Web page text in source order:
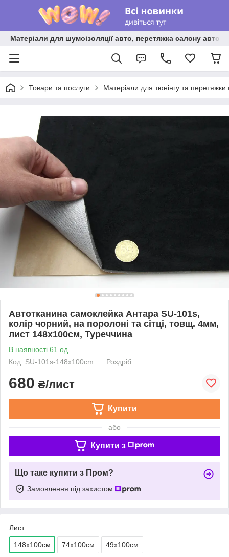
Матеріали для шумоізоляції авто, перетяжка салону авто
Товари та послуги Матеріали для тюнінгу та
Автотканина самоклейка Антара SU-101s,
колір чорний, на поролоні та сітці, товщ. 4мм,
лист 148х100см, Туреччина
В наявності 61 од.
Код: SU-101s-148x100cm
Роздріб
680 ₴/лист
Купити
або
Купити з
Що таке купити з Пром?
Замовлення під захистом
Лист
148х100см 74х100см 49х100см